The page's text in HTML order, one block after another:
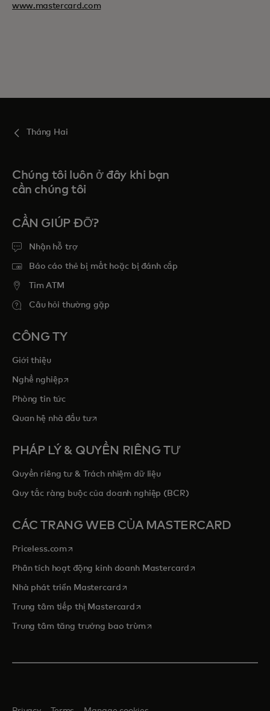
www.mastercard.com
Tháng Hai
Chúng tôi luôn ở đây khi bạn
cần chúng tôi
CẦN GIÚP ĐỠ?
Nhận hỗ trợ
Báo cáo thẻ bị mất hoặc bị đánh cắp
Tim ATM
Câu hỏi thường gặp
CÔNG TY
Giới thiệu
Nghề nghiệpopens in a new tab
Phòng tin tức
Quan hệ nhà đầu tưopens in a new tab
PHÁP LÝ & QUYỀN RIÊNG TƯ
Quyền riêng tư & Trách nhiệm dữ liệu
Quy tắc ràng buộc của doanh nghiệp (BCR)
CÁC TRANG WEB CỦA MASTERCARD
Priceless.com opens in a new tab
Phân tích hoạt động kinh doanh Mastercard opens in a new tab
Nhà phát triển Mastercardopens in a new tab
Trung tâm tiếp thị Mastercardopens in a new tab
Trung tâm tăng trưởng bao trùmopens in a new tab